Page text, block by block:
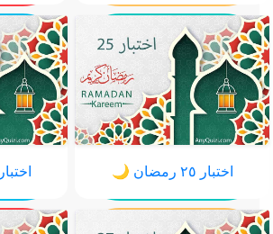
اختبار ٢٥ رمضان 🌙 اختبار ٢٦ رمضان 🌙